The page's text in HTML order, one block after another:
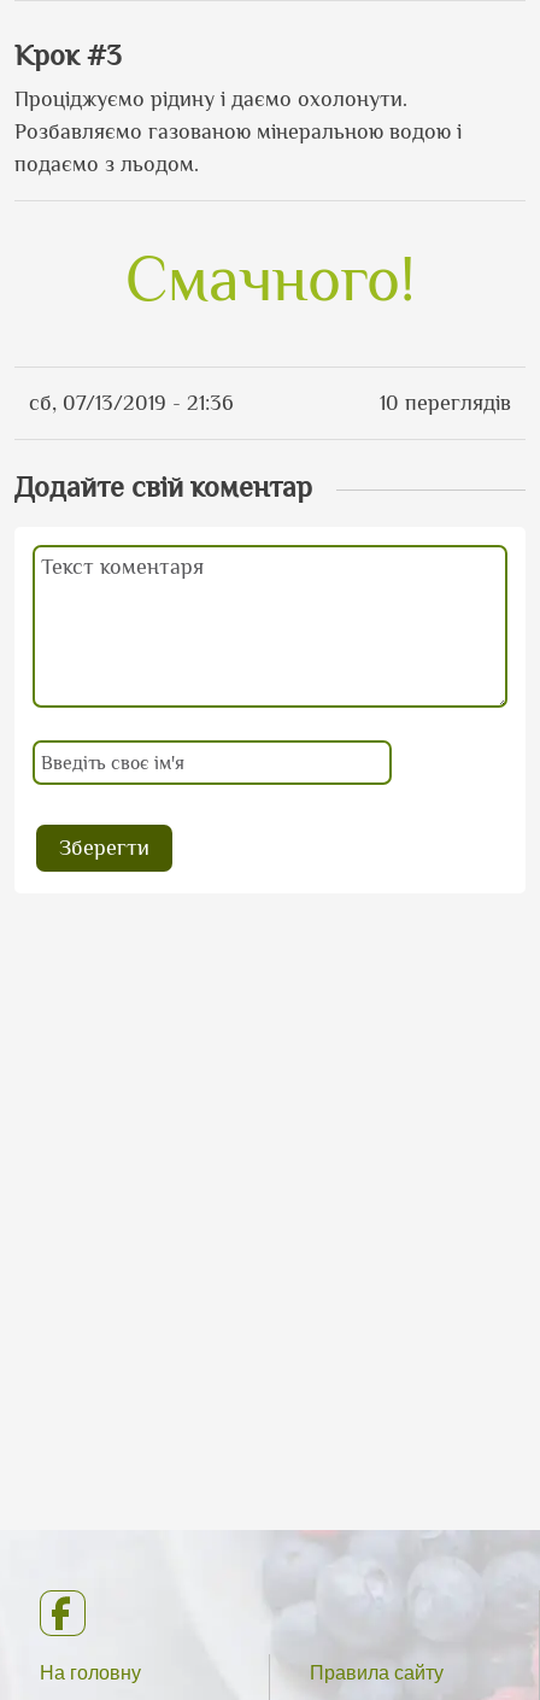
Крок #3
Проціджуємо рідину і даємо охолонути.
Розбавляємо газованою мінеральною водою і
подаємо з льодом.
Смачного!
сб, 07/13/2019 - 21:36 10 переглядів
Додайте свій коментар
На головну Правила сайту